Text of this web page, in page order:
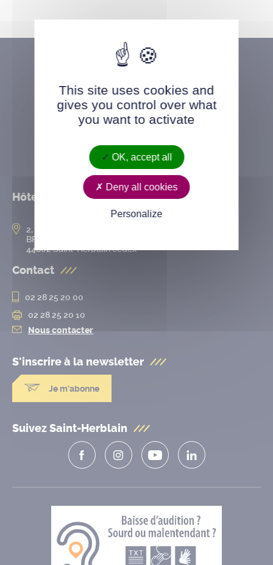
Hôtel de ville
2, rue de l’Hôtel-de-Ville
BP 50167
44802 Saint-Herblain cedex
Contact
02 28 25 20 00
02 28 25 20 10
Nous contacter
S'inscrire à la newsletter
Je m'abonne
Suivez Saint-Herblain
This site uses cookies and
gives you control over what
you want to activate
OK, accept all
Deny all cookies
Personalize